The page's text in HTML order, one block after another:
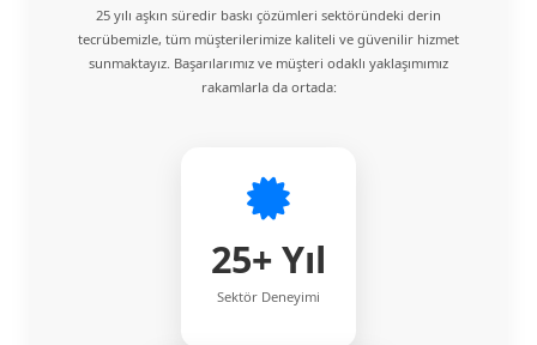
25 yılı aşkın süredir baskı çözümleri sektöründeki derin
tecrübemizle, tüm müşterilerimize kaliteli ve güvenilir hizmet
sunmaktayız. Başarılarımız ve müşteri odaklı yaklaşımımız
rakamlarla da ortada:
25+ Yıl
Sektör Deneyimi